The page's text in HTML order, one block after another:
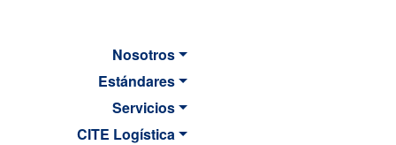
Nosotros
Estándares
Servicios
CITE Logística